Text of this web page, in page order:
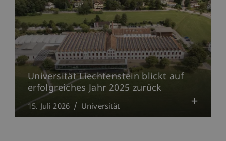
Universität Liechtenstein blickt auf
erfolgreiches Jahr 2025 zurück
15. Juli 2026 Universität